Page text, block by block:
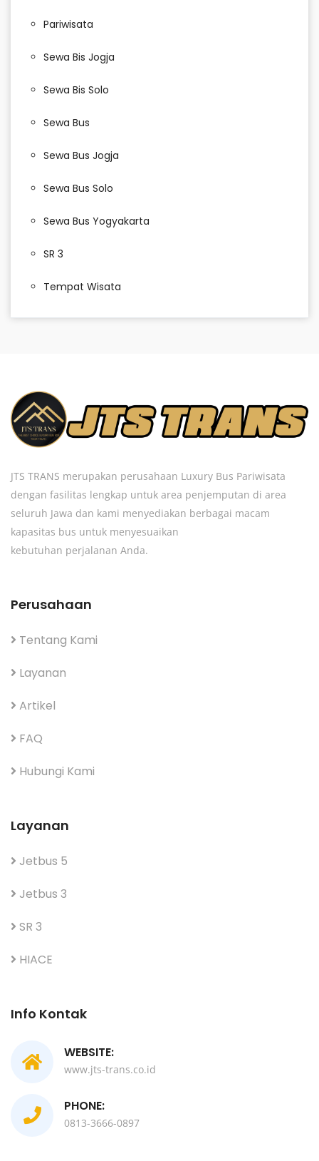
Pariwisata
Sewa Bis Jogja
Sewa Bis Solo
Sewa Bus
Sewa Bus Jogja
Sewa Bus Solo
Sewa Bus Yogyakarta
SR 3
Tempat Wisata
JTS TRANS merupakan perusahaan Luxury Bus Pariwisata
dengan fasilitas lengkap untuk area penjemputan di area
seluruh Jawa dan kami menyediakan berbagai macam
kapasitas bus untuk menyesuaikan
kebutuhan perjalanan Anda.
Perusahaan
Tentang Kami
Layanan
Artikel
FAQ
Hubungi Kami
Layanan
Jetbus 5
Jetbus 3
SR 3
HIACE
Info Kontak
WEBSITE:
www.jts-trans.co.id
PHONE:
0813-3666-0897